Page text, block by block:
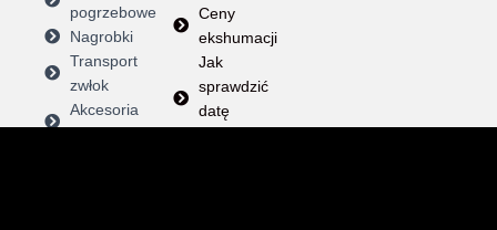
pogrzebowe
Nagrobki
Transport
zwłok
Akcesoria
pogrzebowe
Ceny
ekshumacji
Jak
sprawdzić
datę